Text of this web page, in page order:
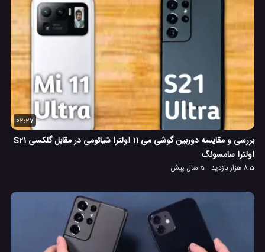
02:27
بررسی و مقایسه دوربین گوشی می 11 اولترا شیائومی در مقابل گلکسی S21
اولترا سامسونگ
8.5 هزار بازدید 5 سال پیش